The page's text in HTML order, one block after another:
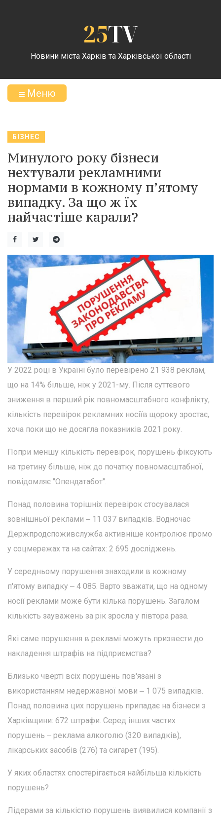
25TV
Новини міста Харків та Харківської області
Меню
БІЗНЕС
Минулого року бізнеси
нехтували рекламними
нормами в кожному п’ятому
випадку. За що ж їх
найчастіше карали?
У 2022 році в Україні було перевірено 21 938 реклам,
що на 14% більше, ніж у 2021-му. Після суттєвого
зниження в перший рік повномасштабного конфлікту,
кількість перевірок рекламних носіїв щороку зростає,
хоча поки що не досягла показників 2021 року.
Попри меншу кількість перевірок, порушень фіксують
на третину більше, ніж до початку повномасштабної,
повідомляє "Опендатабот".
Понад половина торішніх перевірок стосувалася
зовнішньої реклами ‒ 11 037 випадків. Водночас
Держпродспоживслужба активніше контролює промо
у соцмережах та на сайтах: 2 695 досліджень.
У середньому порушення знаходили в кожному
п'ятому випадку ‒ 4 085. Варто зважати, що на одному
носії реклами може бути кілька порушень. Загалом
кількість зауважень за рік зросла у півтора раза.
Які саме порушення в рекламі можуть призвести до
накладення штрафів на підприємства?
Близько чверті всіх порушень пов'язані з
використанням недержавної мови ‒ 1 075 випадків.
Понад половина цих порушень припадає на бізнеси з
Харківщини: 672 штрафи. Серед інших частих
порушень ‒ реклама алкоголю (320 випадків),
лікарських засобів (276) та сигарет (195).
У яких областях спостерігається найбільша кількість
порушень?
Лідерами за кількістю порушень виявилися компанії з